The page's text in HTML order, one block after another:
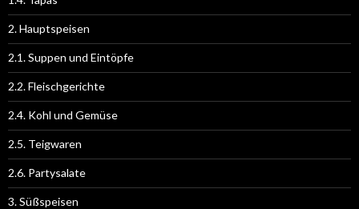
2. Hauptspeisen
2.1. Suppen und Eintöpfe
2.2. Fleischgerichte
2.4. Kohl und Gemüse
2.5. Teigwaren
2.6. Partysalate
3. Süßspeisen